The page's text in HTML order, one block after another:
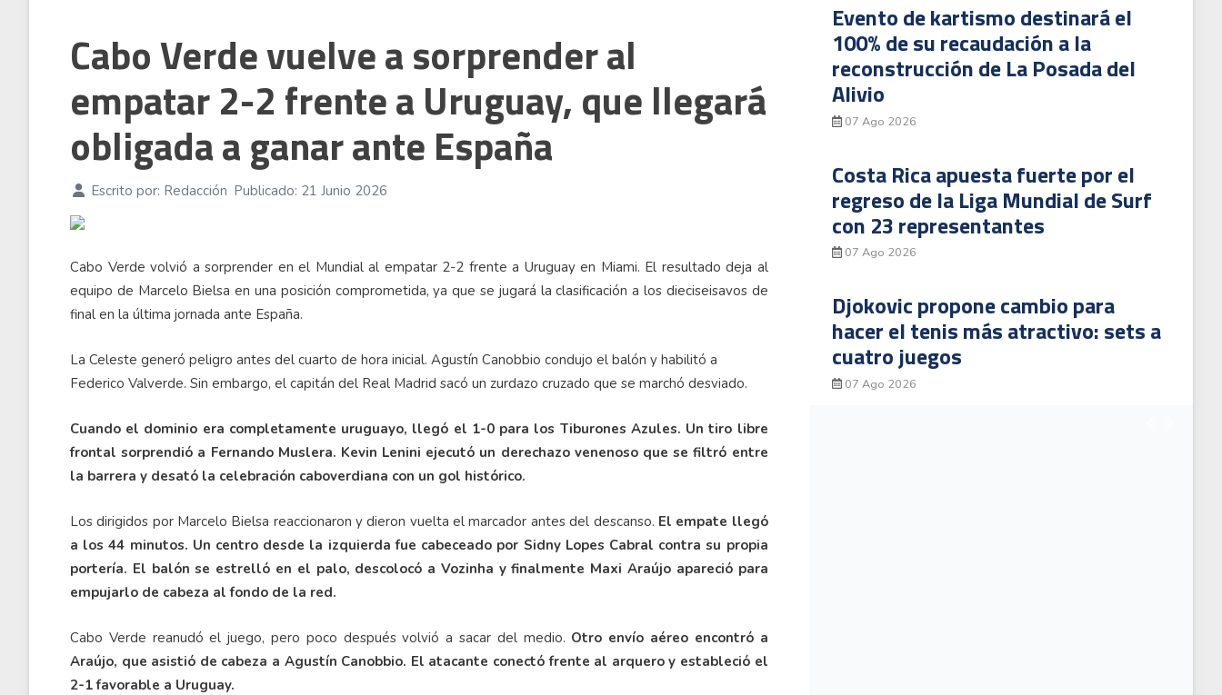
Evento de kartismo destinará el
100% de su recaudación a la
reconstrucción de La Posada del
Alivio
07 Ago 2026
Costa Rica apuesta fuerte por el
regreso de la Liga Mundial de Surf
con 23 representantes
07 Ago 2026
Djokovic propone cambio para
hacer el tenis más atractivo: sets a
cuatro juegos
07 Ago 2026
Cabo Verde vuelve a sorprender al
empatar 2-2 frente a Uruguay, que llegará
obligada a ganar ante España
Escrito por: Redacción Publicado: 21 Junio 2026
Cabo Verde volvió a sorprender en el Mundial al empatar 2-2 frente a Uruguay en Miami. El resultado deja al
equipo de Marcelo Bielsa en una posición comprometida, ya que se jugará la clasificación a los dieciseisavos de
final en la última jornada ante España.
La Celeste generó peligro antes del cuarto de hora inicial. Agustín Canobbio condujo el balón y habilitó a
Federico Valverde. Sin embargo, el capitán del Real Madrid sacó un zurdazo cruzado que se marchó desviado.
Cuando el dominio era completamente uruguayo, llegó el 1-0 para los Tiburones Azules. Un tiro libre
frontal sorprendió a Fernando Muslera. Kevin Lenini ejecutó un derechazo venenoso que se filtró entre
la barrera y desató la celebración caboverdiana con un gol histórico.
Los dirigidos por Marcelo Bielsa reaccionaron y dieron vuelta el marcador antes del descanso. El empate llegó
a los 44 minutos. Un centro desde la izquierda fue cabeceado por Sidny Lopes Cabral contra su propia
portería. El balón se estrelló en el palo, descolocó a Vozinha y finalmente Maxi Araújo apareció para
empujarlo de cabeza al fondo de la red.
Cabo Verde reanudó el juego, pero poco después volvió a sacar del medio. Otro envío aéreo encontró a
Araújo, que asistió de cabeza a Agustín Canobbio. El atacante conectó frente al arquero y estableció el
2-1 favorable a Uruguay.